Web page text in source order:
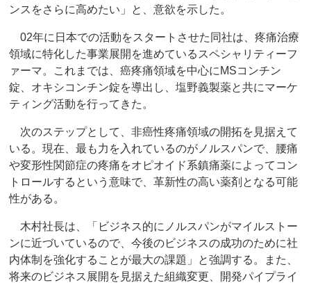
ンスをさらに高めたい」と、意欲を示した。
02年に日本での活動をスタートさせた同社は、疼痛治療
領域に特化した事業展開を進めているスペシャリティーフ
ァーマ。これまでは、癌疼痛領域を中心にMSコンチン
錠、オキシコンチン錠を導出し、塩野義製薬と共にマーケ
ティング活動を行ってきた。
次のステップとして、非癌性疼痛領域の開拓を見据えて
いる。現在、最も力を入れているのがノルスパンで、腰痛
や変形性関節症の疼痛をオピオイド系鎮痛薬によってコン
トロールするという意味で、革新性の高い薬剤となる可能
性がある。
木村社長は、「ビジネス的にノルスパンがマイルストー
ンに近づいているので、今後のビジネスの成功のために社
内体制を強化することが最大の課題」と強調する。また、
将来のビジネス展開を見据えた組織変更、開発パイプライ